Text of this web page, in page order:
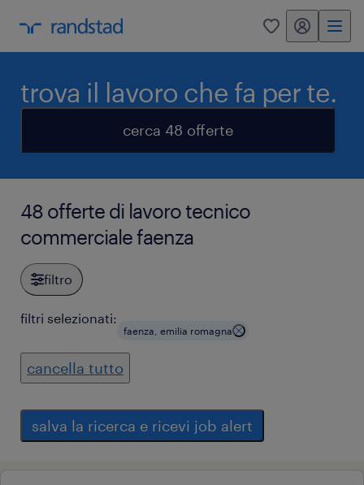
0 my randstad
trova il lavoro che fa per te.
cerca 48 offerte
48 offerte di lavoro tecnico
commerciale faenza
filtro
filtri selezionati:
faenza, emilia romagna
cancella tutto
salva la ricerca e ricevi job alert